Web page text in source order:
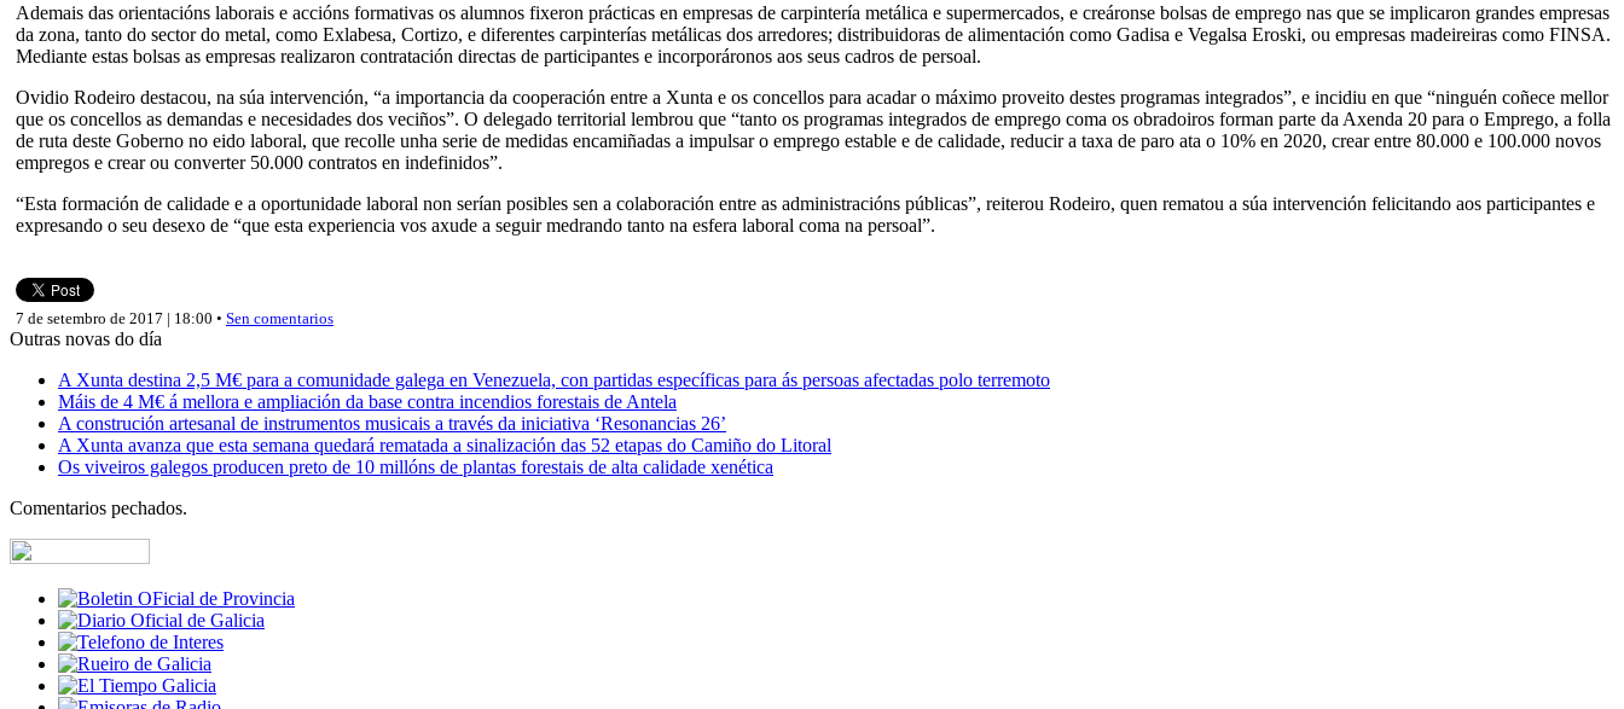
Ademais das orientacións laborais e accións formativas os alumnos fixeron prácticas en empresas de carpintería metálica e supermercados, e creáronse bolsas de emprego nas que se implicaron grandes empresas
da zona, tanto do sector do metal, como Exlabesa, Cortizo, e diferentes carpinterías metálicas dos arredores; distribuidoras de alimentación como Gadisa e Vegalsa Eroski, ou empresas madeireiras como FINSA.
Mediante estas bolsas as empresas realizaron contratación directas de participantes e incorporáronos aos seus cadros de persoal.
Ovidio Rodeiro destacou, na súa intervención, “a importancia da cooperación entre a Xunta e os concellos para acadar o máximo proveito destes programas integrados”, e incidiu en que “ninguén coñece mellor
que os concellos as demandas e necesidades dos veciños”. O delegado territorial lembrou que “tanto os programas integrados de emprego coma os obradoiros forman parte da Axenda 20 para o Emprego, a folla
de ruta deste Goberno no eido laboral, que recolle unha serie de medidas encamiñadas a impulsar o emprego estable e de calidade, reducir a taxa de paro ata o 10% en 2020, crear entre 80.000 e 100.000 novos
empregos e crear ou converter 50.000 contratos en indefinidos”.
“Esta formación de calidade e a oportunidade laboral non serían posibles sen a colaboración entre as administracións públicas”, reiterou Rodeiro, quen rematou a súa intervención felicitando aos participantes e
expresando o seu desexo de “que esta experiencia vos axude a seguir medrando tanto na esfera laboral coma na persoal”.
7 de setembro de 2017 | 18:00 • Sen comentarios
Outras novas do día
A Xunta destina 2,5 M€ para a comunidade galega en Venezuela, con partidas específicas para ás persoas afectadas polo terremoto
Máis de 4 M€ á mellora e ampliación da base contra incendios forestais de Antela
A construción artesanal de instrumentos musicais a través da iniciativa ‘Resonancias 26’
A Xunta avanza que esta semana quedará rematada a sinalización das 52 etapas do Camiño do Litoral
Os viveiros galegos producen preto de 10 millóns de plantas forestais de alta calidade xenética
Comentarios pechados.